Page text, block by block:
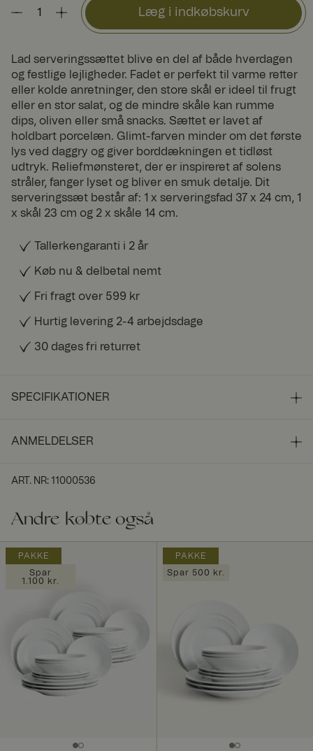
Læg i indkøbskurv
Lad serveringssættet blive en del af både hverdagen
og festlige lejligheder. Fadet er perfekt til varme retter
eller kolde anretninger, den store skål er ideel til frugt
eller en stor salat, og de mindre skåle kan rumme
dips, oliven eller små snacks. Sættet er lavet af
holdbart porcelæn. Glimt-farven minder om det første
lys ved daggry og giver borddækningen et tidløst
udtryk. Reliefmønsteret, der er inspireret af solens
stråler, fanger lyset og bliver en smuk detalje. Dit
serveringssæt består af: 1 x serveringsfad 37 x 24 cm, 1
x skål 23 cm og 2 x skåle 14 cm.
Tallerkengaranti i 2 år
Køb nu & delbetal nemt
Fri fragt over 599 kr
Hurtig levering 2-4 arbejdsdage
30 dages fri returret
SPECIFIKATIONER
ANMELDELSER
ART. NR: 11000536
Andre købte også
PAKKE
Spar
1.100 kr.
PAKKE
Spar 500 kr.